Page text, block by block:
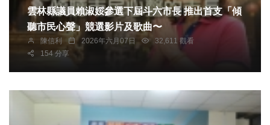
雲林縣議員賴淑娞參選下屆斗六市長 推出首支「傾
聽市民心聲」競選影片及歌曲〜
陳信利 2026年六月07日
32,611 觀看
154 分享